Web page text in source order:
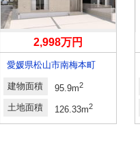
（46.24坪～62.00坪）
2,998万円
愛媛県松山市南梅本町
建物面積 95.9m2
土地面積 126.33m2